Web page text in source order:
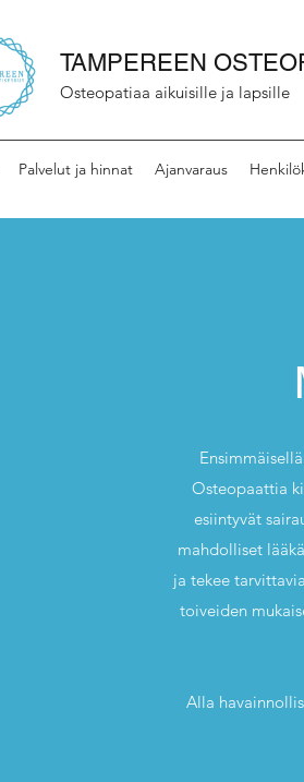
TAMPEREEN
Osteopatiaa aikuisille ja lapsille
Palvelut ja hinnat Ajanvaraus
Osteopaattia
esiintyvät
mahdolliset
ja tekee
toiveiden
Alla